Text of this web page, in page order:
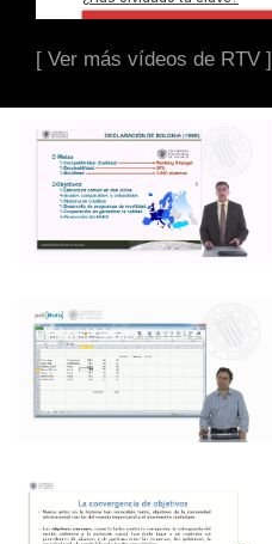
[ Ver más vídeos de RTV ]